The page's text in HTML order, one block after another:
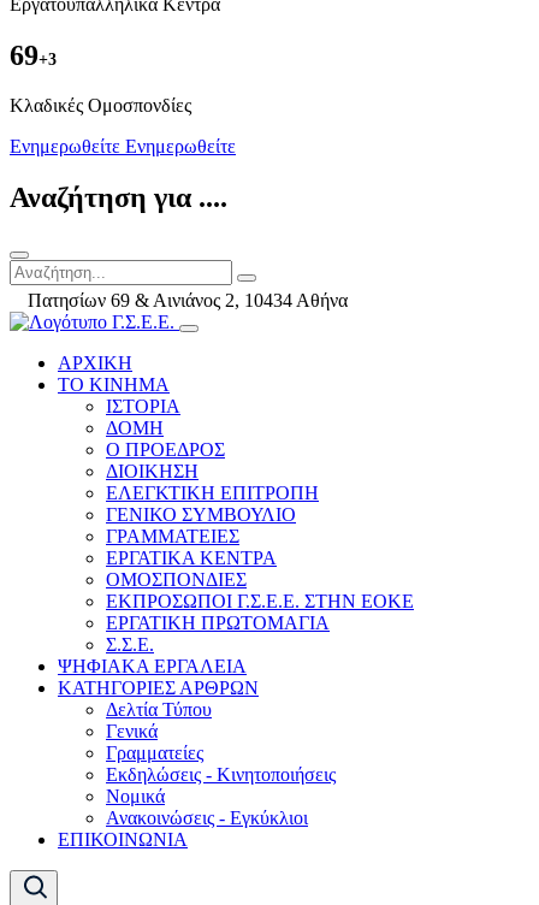
69+3
Kλαδικές Ομοσπονδίες
Ενημερωθείτε Ενημερωθείτε
Αναζήτηση για ....
Πατησίων 69 & Αινιάνος 2, 10434 Αθήνα
ΑΡΧΙΚΗ
ΤΟ ΚΙΝΗΜΑ
ΙΣΤΟΡΙΑ
ΔΟΜΗ
Ο ΠΡΟΕΔΡΟΣ
ΔΙΟΙΚΗΣΗ
ΕΛΕΓΚΤΙΚΗ ΕΠΙΤΡΟΠΗ
ΓΕΝΙΚΟ ΣΥΜΒΟΥΛΙΟ
ΓΡΑΜΜΑΤΕΙΕΣ
ΕΡΓΑΤΙΚΑ ΚΕΝΤΡΑ
ΟΜΟΣΠΟΝΔΙΕΣ
ΕΚΠΡΟΣΩΠΟΙ Γ.Σ.Ε.Ε. ΣΤΗΝ ΕΟΚΕ
ΕΡΓΑΤΙΚΗ ΠΡΩΤΟΜΑΓΙΑ
Σ.Σ.Ε.
ΨΗΦΙΑΚΑ ΕΡΓΑΛΕΙΑ
ΚΑΤΗΓΟΡΙΕΣ ΑΡΘΡΩΝ
Δελτία Τύπου
Γενικά
Γραμματείες
Εκδηλώσεις - Κινητοποιήσεις
Νομικά
Ανακοινώσεις - Εγκύκλιοι
ΕΠΙΚΟΙΝΩΝΙΑ